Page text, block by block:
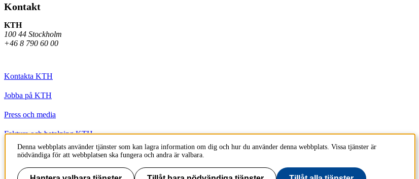
Kontakt
KTH
100 44 Stockholm
+46 8 790 60 00
Kontakta KTH
Jobba på KTH
Press och media
Faktura och betalning KTH
Om KTH:s webbplatser
Tillgänglighetsredogörelse
Denna webbplats använder tjänster som kan lagra information om dig och hur du använder denna webbplats. Vissa tjänster är
nödvändiga för att webbplatsen ska fungera och andra är valbara.